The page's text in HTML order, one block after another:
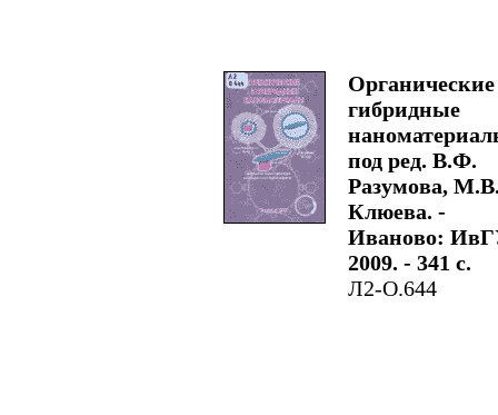
гибридные
под ред. В.Ф.
Разумова,
Клюева. -
Иваново:
2009. - 341 с.
Л2-О.644